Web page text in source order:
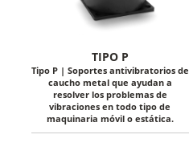
TIPO P
Tipo P | Soportes antivibratorios de
caucho metal que ayudan a
resolver los problemas de
vibraciones en todo tipo de
maquinaria móvil o estática.